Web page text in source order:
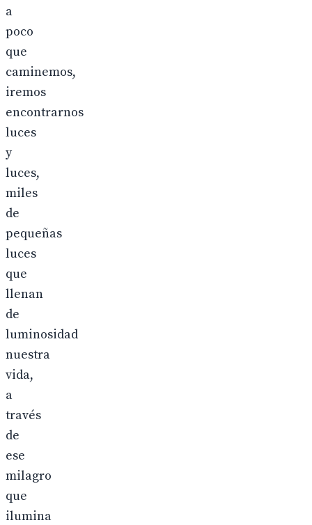
a
poco
que
caminemos,
iremos
encontrarnos
luces
y
luces,
miles
de
pequeñas
luces
que
llenan
de
luminosidad
nuestra
vida,
a
través
de
ese
milagro
que
ilumina